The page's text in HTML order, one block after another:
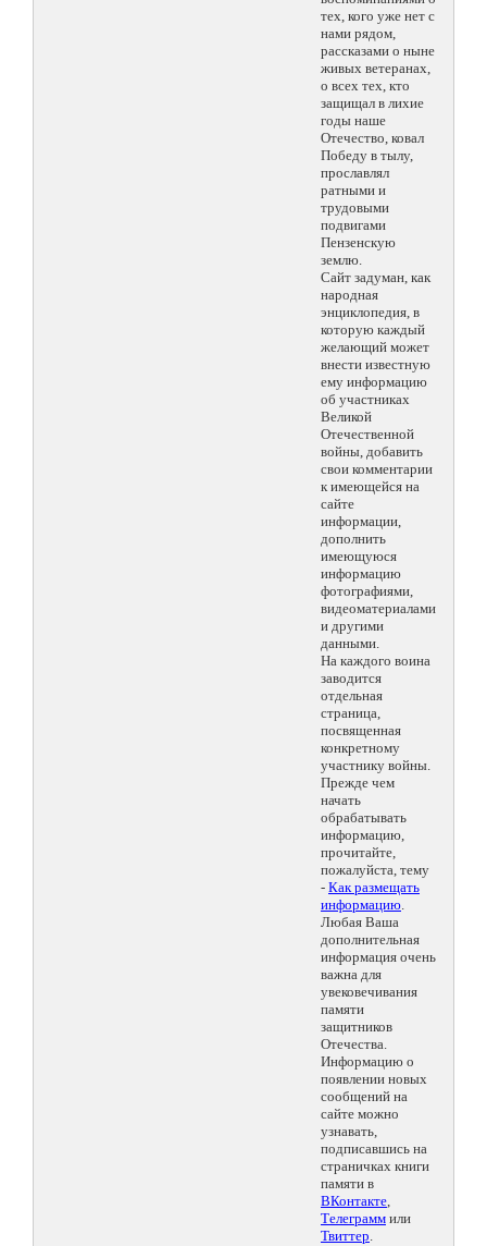
тех, кого уже нет с
нами рядом,
рассказами о ныне
живых ветеранах,
о всех тех, кто
защищал в лихие
годы наше
Отечество, ковал
Победу в тылу,
прославлял
ратными и
трудовыми
подвигами
Пензенскую
землю.
Сайт задуман, как
народная
энциклопедия, в
которую каждый
желающий может
внести известную
ему информацию
об участниках
Великой
Отечественной
войны, добавить
свои комментарии
к имеющейся на
сайте
информации,
дополнить
имеющуюся
информацию
фотографиями,
видеоматериалами
и другими
данными.
На каждого воина
заводится
отдельная
страница,
посвященная
конкретному
участнику войны.
Прежде чем
начать
обрабатывать
информацию,
прочитайте,
пожалуйста, тему
- Как размещать
информацию.
Любая Ваша
дополнительная
информация очень
важна для
увековечивания
памяти
защитников
Отечества.
Информацию о
появлении новых
сообщений на
сайте можно
узнавать,
подписавшись на
страничках книги
памяти в
ВКонтакте,
Телеграмм или
Твиттер.